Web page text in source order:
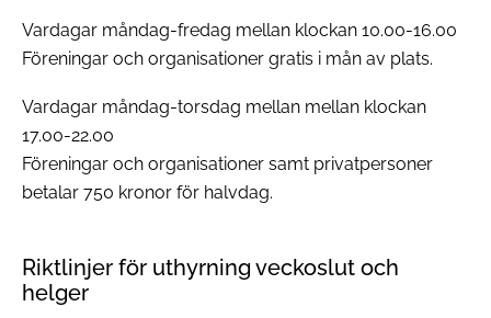
Vardagar måndag-fredag mellan klockan 10.00-16.00
Föreningar och organisationer gratis i mån av plats.
Vardagar måndag-torsdag mellan mellan klockan
17.00-22.00
Föreningar och organisationer samt privatpersoner
betalar 750 kronor för halvdag.
Riktlinjer för uthyrning veckoslut och
helger